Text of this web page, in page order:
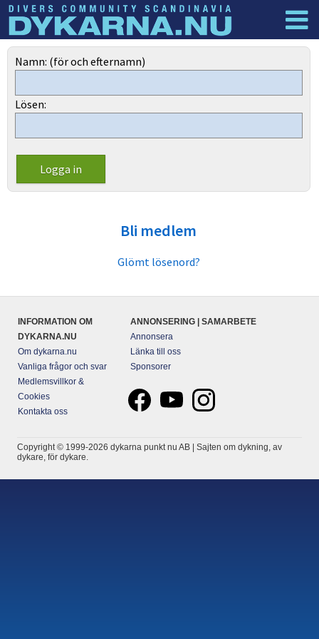
Dyknyheter
Namn: (för och efternamn)
Lösen:
Bli medlem
Glömt lösenord?
INFORMATION OM
DYKARNA.NU
Om dykarna.nu
Vanliga frågor och svar
Medlemsvillkor &
Cookies
Kontakta oss
ANNONSERING | SAMARBETE
Annonsera
Länka till oss
Sponsorer
Copyright © 1999-2026 dykarna punkt nu AB | Sajten om dykning, av
dykare, för dykare.